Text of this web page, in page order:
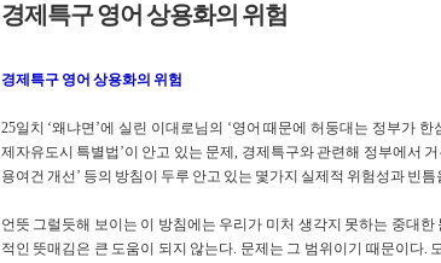
경제특구 영어 상용화의 위험
경제특구 영어 상용화의 위험
25일치 ‘왜냐면’에 실린 이대로님의 ‘영어 때문에 허둥대는 정부가
제자유도시 특별법’이 안고 있는 문제, 경제특구와 관련해 정부에서
용여건 개선’ 등의 방침이 두루 안고 있는 몇가지 실제적 위험성과 빈
언뜻 그럴듯해 보이는 이 방침에는 우리가 미처 생각지 못하는 중대
적인 뜻매김은 큰 도움이 되지 않는다. 문제는 그 범위이기 때문이다.